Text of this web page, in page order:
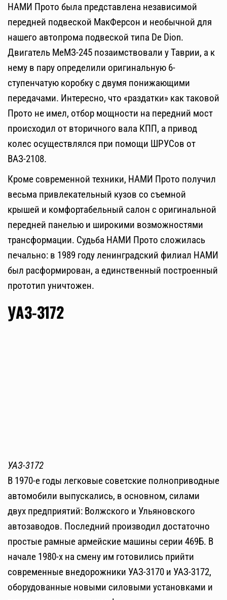
НАМИ Прото была представлена независимой
передней подвеской МакФерсон и необычной для
нашего автопрома подвеской типа De Dion.
Двигатель МеМЗ-245 позаимствовали у Таврии, а к
нему в пару определили оригинальную 6-
ступенчатую коробку с двумя понижающими
передачами. Интересно, что «раздатки» как таковой
Прото не имел, отбор мощности на передний мост
происходил от вторичного вала КПП, а привод
колес осуществлялся при помощи ШРУСов от
ВАЗ-2108.
Кроме современной техники, НАМИ Прото получил
весьма привлекательный кузов со съемной
крышей и комфортабельный салон с оригинальной
передней панелью и широкими возможностями
трансформации. Судьба НАМИ Прото сложилась
печально: в 1989 году ленинградский филиал НАМИ
был расформирован, а единственный построенный
прототип уничтожен.
УАЗ-3172
УАЗ-3172
В 1970-е годы легковые советские полноприводные
автомобили выпускались, в основном, силами
двух предприятий: Волжского и Ульяновского
автозаводов. Последний производил достаточно
простые рамные армейские машины серии 469Б. В
начале 1980-х на смену им готовились прийти
современные внедорожники УАЗ-3170 и УАЗ-3172,
оборудованные новыми силовыми установками и